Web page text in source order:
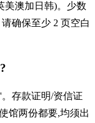
美澳加日韩)。少数
确保至少 2 页空白
存款证明/资信证
馆两份都要,均须出